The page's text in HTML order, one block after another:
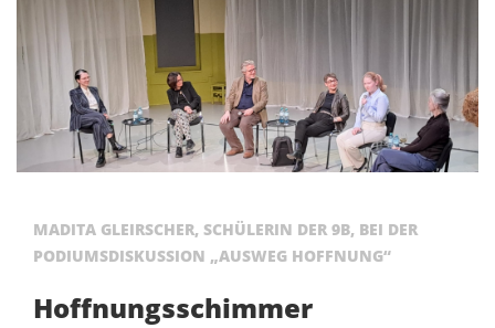
MADITA GLEIRSCHER, SCHÜLERIN DER 9B, BEI DER
PODIUMSDISKUSSION „AUSWEG HOFFNUNG“
Hoffnungsschimmer